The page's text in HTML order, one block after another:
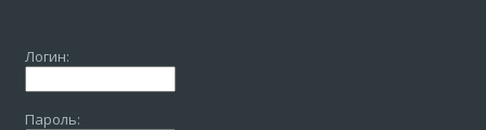
Логин:
Пароль: